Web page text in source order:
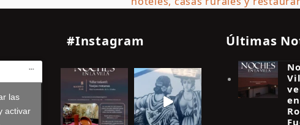
las
activar
#Instagram Últimas